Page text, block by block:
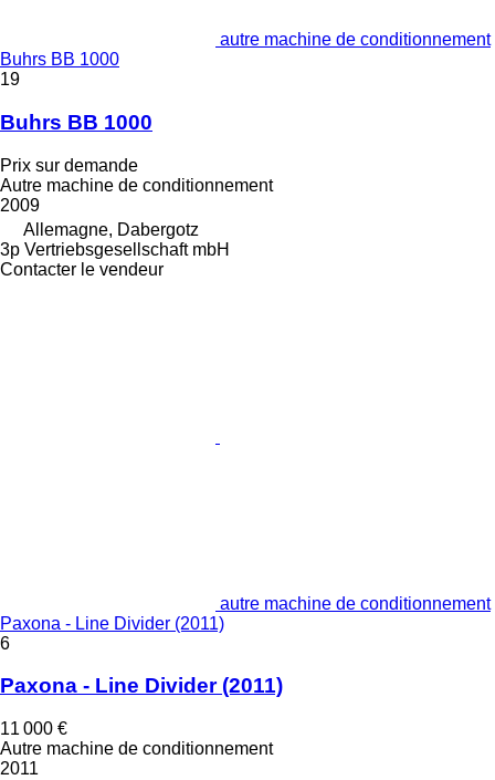
autre machine de conditionnement
Buhrs BB 1000
19
Buhrs BB 1000
Prix sur demande
Autre machine de conditionnement
2009
Allemagne, Dabergotz
3p Vertriebsgesellschaft mbH
Contacter le vendeur
autre machine de conditionnement
Paxona - Line Divider (2011)
6
Paxona - Line Divider (2011)
11 000 €
Autre machine de conditionnement
2011